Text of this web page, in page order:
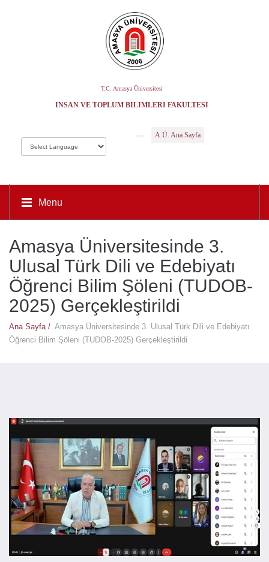
T.C. Amasya Üniversitesi
İNSAN VE TOPLUM BILIMLERI FAKÜLTESI
A.Ü. Ana Sayfa
Menu
Amasya Üniversitesinde 3.
Ulusal Türk Dili ve Edebiyatı
Öğrenci Bilim Şöleni (TUDOB-
2025) Gerçekleştirildi
Ana Sayfa / Amasya Üniversitesinde 3. Ulusal Türk Dili ve Edebiyatı
Öğrenci Bilim Şöleni (TUDOB-2025) Gerçekleştirildi